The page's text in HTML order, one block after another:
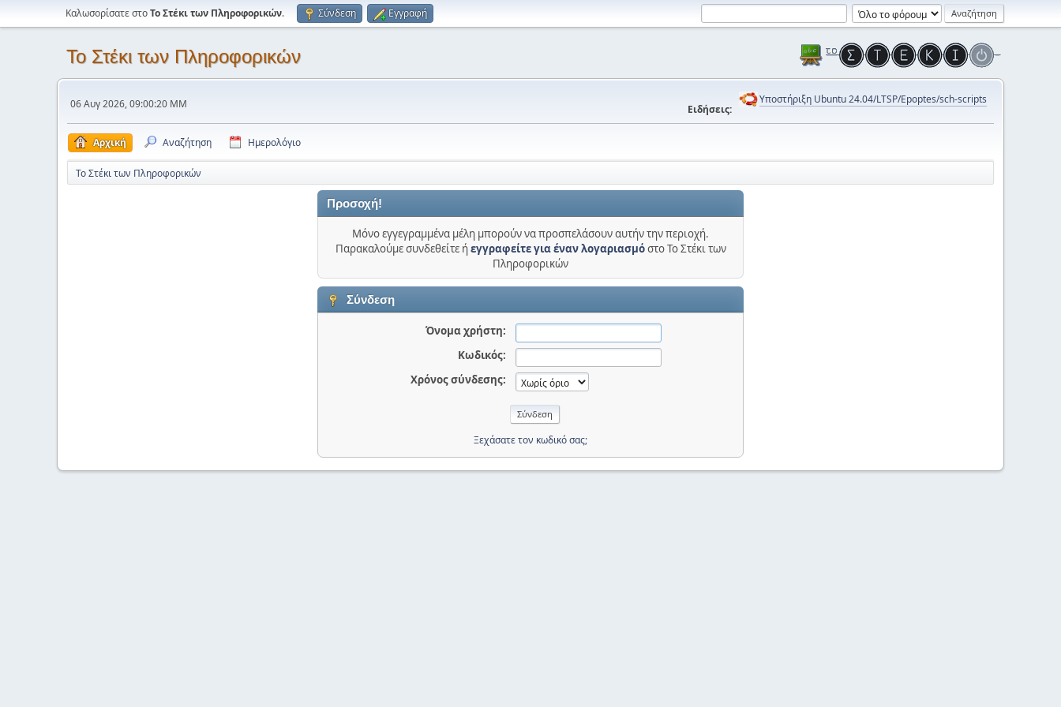
Καλωσορίσατε στοΤο Στέκι των Πληροφορικών. Σύνδεση Εγγραφή
Το Στέκι των Πληροφορικών
06 Αυγ 2026, 09:00:20 ΜΜ Ειδήσεις:
Υποστήριξη Ubuntu 24.04/LTSP/Epoptes/sch-scripts
Αρχική Αναζήτηση Ημερολόγιο
Το Στέκι των Πληροφορικών
Προσοχή!
Μόνο εγγεγραμμένα μέλη μπορούν να προσπελάσουν αυτήν την περιοχή.
Παρακαλούμε συνδεθείτε ήεγγραφείτε για έναν λογαριασμόστο Το Στέκι των
Πληροφορικών
Σύνδεση
Όνομα χρήστη:
Κωδικός:
Χρόνος σύνδεσης:
Ξεχάσατε τον κωδικό σας;